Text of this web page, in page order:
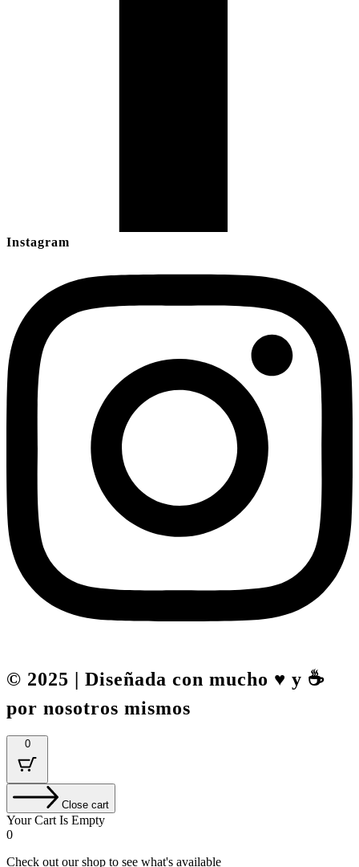
Instagram
© 2025 | Diseñada con mucho ♥️ y ☕
por nosotros mismos
0
Close cart
Your Cart Is Empty
0
Check out our shop to see what's available